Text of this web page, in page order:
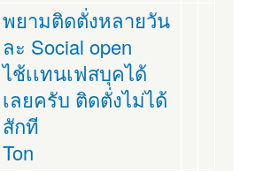
พยามติดตั่งหลายวัน
ละ Social open
ไช้เเทนเฟสบุคได้
เลยครับ ติดตั่งไม่ได้
สักที
Ton